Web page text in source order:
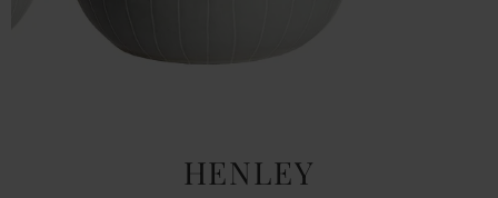
HENLEY